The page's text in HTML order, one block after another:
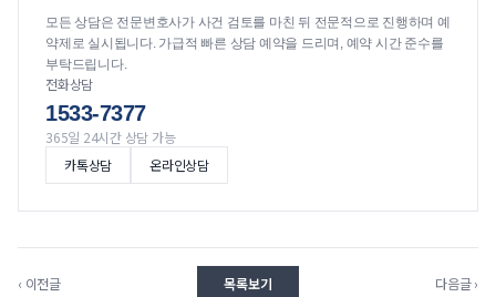
모든 상담은 전문변호사가 사건 검토를 마친 뒤 전문적으로 진행하며 예
약제로 실시됩니다. 가급적 빠른 상담 예약을 드리며, 예약 시간 준수를
부탁드립니다.
전화상담
1533-7377
365일 24시간 상담 가능
카톡상담
온라인상담
‹ 이전글 목록보기 다음글 ›